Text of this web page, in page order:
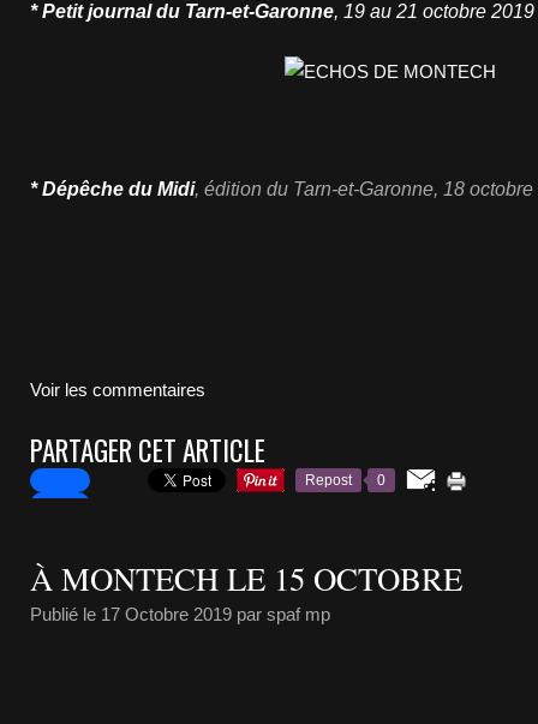
* Petit journal du Tarn-et-Garonne, 19 au 21 octobre 2019
* Dépêche du Midi, édition du Tarn-et-Garonne, 18 octobre
Voir les commentaires
PARTAGER CET ARTICLE
Repost 0
À MONTECH LE 15 OCTOBRE
Publié le 17 Octobre 2019 par spaf mp